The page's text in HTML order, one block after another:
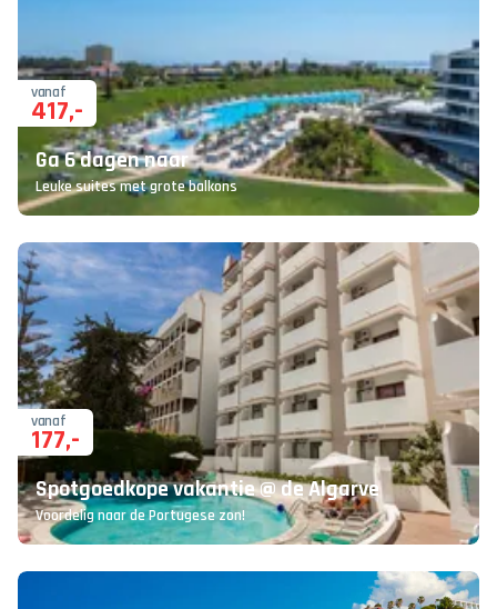
vanaf
417,-
Ga 6 dagen naar
Leuke suites met grote balkons
vanaf
177,-
Spotgoedkope vakantie @ de Algarve
Voordelig naar de Portugese zon!